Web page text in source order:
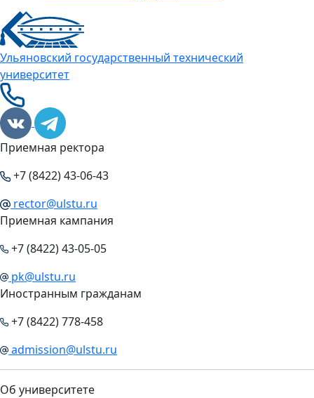
Ульяновский государственный технический
университет
Приемная ректора
+7 (8422) 43-06-43
rector@ulstu.ru
Приемная кампания
+7 (8422) 43-05-05
pk@ulstu.ru
Иностранным гражданам
+7 (8422) 778-458
admission@ulstu.ru
Об университете